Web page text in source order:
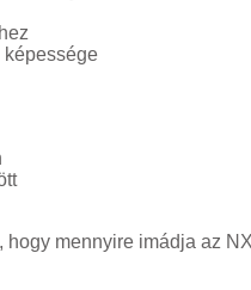
képessége
mennyire imádja az